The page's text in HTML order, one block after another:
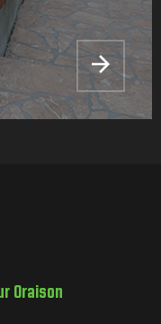
Oraison